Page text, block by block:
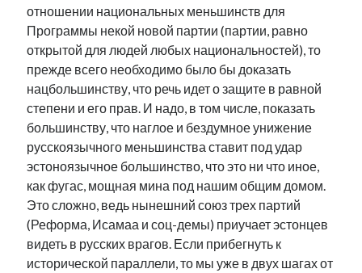
отношении национальных меньшинств для
Программы некой новой партии (партии, равно
открытой для людей любых национальностей), то
прежде всего необходимо было бы доказать
нацбольшинству, что речь идет о защите в равной
степени и его прав. И надо, в том числе, показать
большинству, что наглое и бездумное унижение
русскоязычного меньшинства ставит под удар
эстоноязычное большинство, что это ни что иное,
как фугас, мощная мина под нашим общим домом.
Это сложно, ведь нынешний союз трех партий
(Реформа, Исамаа и соц-демы) приучает эстонцев
видеть в русских врагов. Если прибегнуть к
исторической параллели, то мы уже в двух шагах от